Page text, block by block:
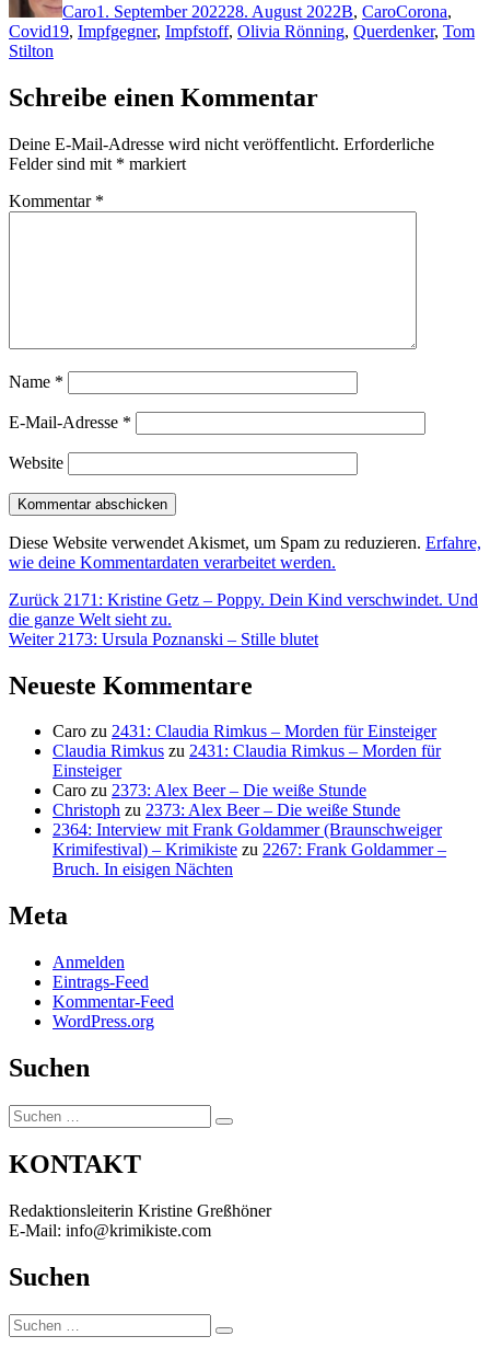
Caro1. September 202228. August 2022B, CaroCorona,
Covid19, Impfgegner, Impfstoff, Olivia Rönning, Querdenker, Tom
Stilton
Schreibe einen Kommentar
Deine E-Mail-Adresse wird nicht veröffentlicht. Erforderliche
Felder sind mit * markiert
Kommentar *
Name *
E-Mail-Adresse *
Website
Diese Website verwendet Akismet, um Spam zu reduzieren. Erfahre,
wie deine Kommentardaten verarbeitet werden.
Beitragsnavigation
Zurück Vorheriger
Beitrag:
2171: Kristine Getz – Poppy. Dein Kind verschwindet. Und
die ganze Welt sieht zu.
Weiter Nächster
2173: Ursula Poznanski – Stille blutet
Neueste Kommentare
Caro zu 2431: Claudia Rimkus – Morden für Einsteiger
Claudia Rimkus zu 2431: Claudia Rimkus – Morden für
Einsteiger
Caro zu 2373: Alex Beer – Die weiße Stunde
Christoph zu 2373: Alex Beer – Die weiße Stunde
2364: Interview mit Frank Goldammer (Braunschweiger
Krimifestival) – Krimikiste zu 2267: Frank Goldammer –
Bruch. In eisigen Nächten
Meta
Anmelden
Eintrags-Feed
Kommentar-Feed
WordPress.org
Suchen
Suchen
nach:
Suchen
KONTAKT
Redaktionsleiterin Kristine Greßhöner
E-Mail: info@krimikiste.com
Suchen
Suchen
nach:
Suchen